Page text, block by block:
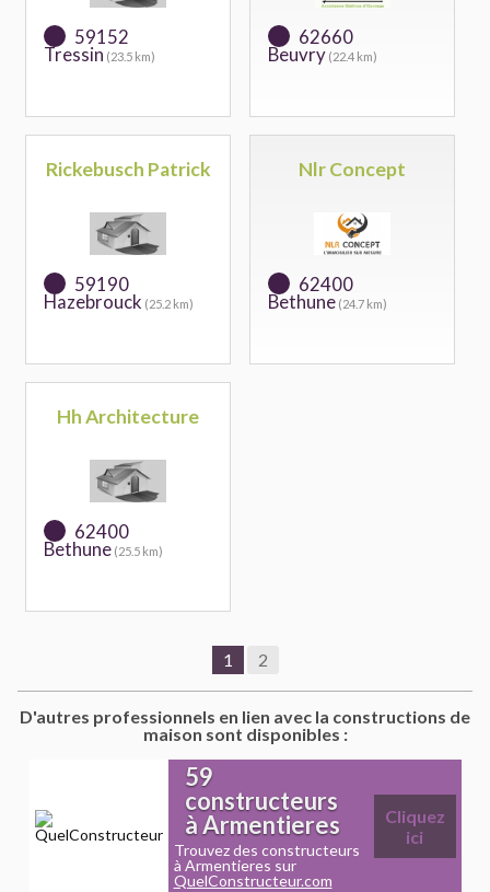
59152
Tressin (23.5 km)
62660
Beuvry (22.4 km)
Rickebusch Patrick
59190
Hazebrouck (25.2 km)
Nlr Concept
62400
Bethune (24.7 km)
Hh Architecture
62400
Bethune (25.5 km)
1 2
D'autres professionnels en lien avec la constructions de
maison sont disponibles :
59
constructeurs
à Armentieres
Trouvez des constructeurs
à Armentieres sur
QuelConstructeur.com
Cliquez
ici